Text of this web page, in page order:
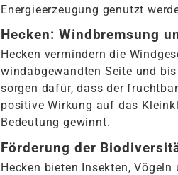
Energieerzeugung genutzt
Hecken: Windbremsung
Hecken vermindern die
windabgewandten Seite und
sorgen dafür, dass der
positive Wirkung auf das
Bedeutung gewinnt.
Förderung der
Hecken bieten Insekten,